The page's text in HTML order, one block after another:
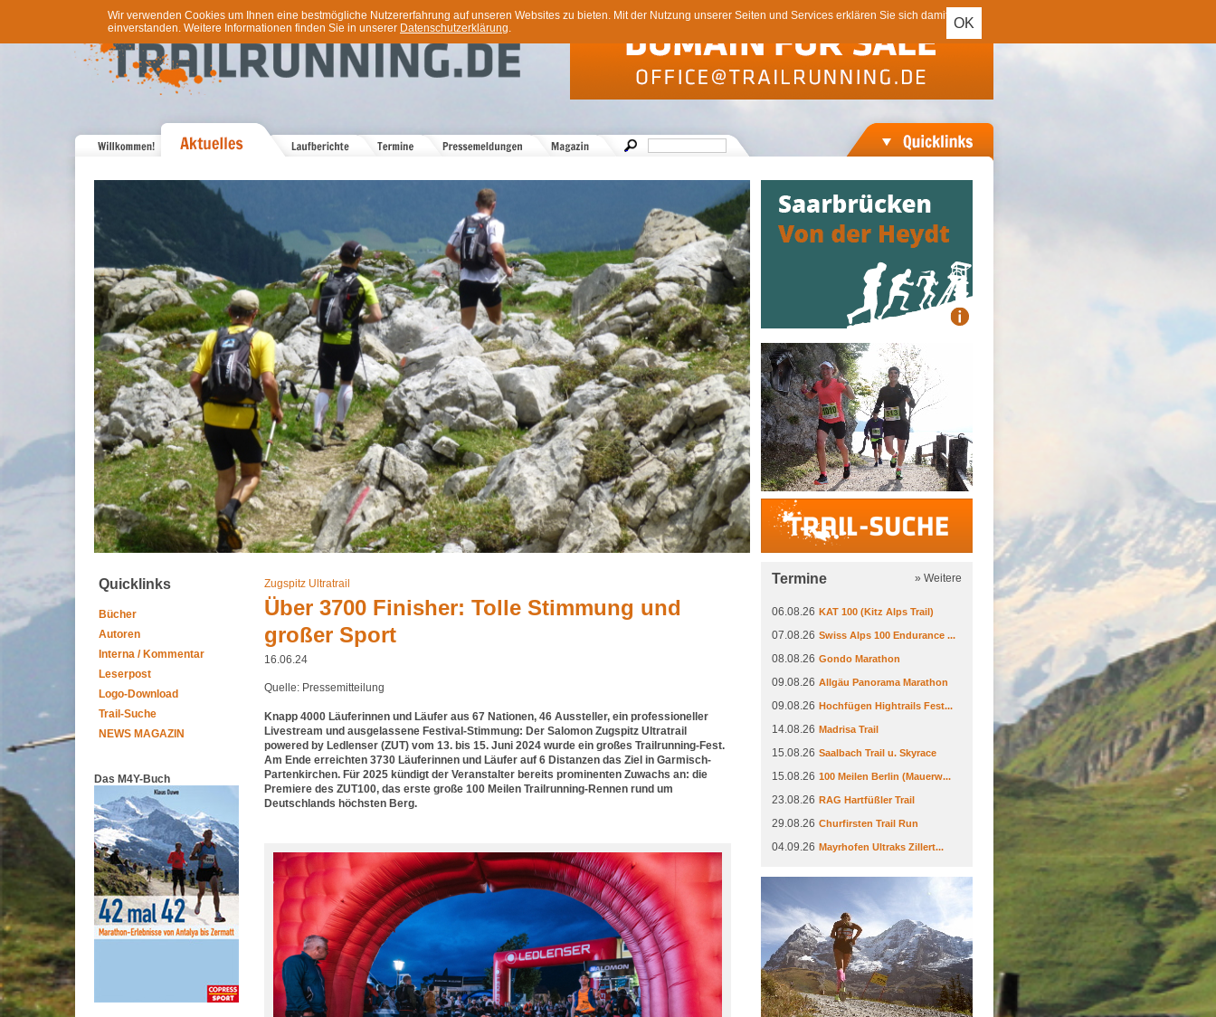
OK
Wir verwenden Cookies um Ihnen eine bestmögliche Nutzererfahrung auf unseren Websites zu bieten. Mit der Nutzung unserer Seiten und Services erklären Sie sich damit
einverstanden. Weitere Informationen finden Sie in unserer Datenschutzerklärung.
Quicklinks
Bücher
Autoren
Interna / Kommentar
Leserpost
Logo-Download
Trail-Suche
NEWS MAGAZIN
Das M4Y-Buch
Zugspitz Ultratrail
Über 3700 Finisher: Tolle Stimmung und
großer Sport
16.06.24
Quelle: Pressemitteilung
Knapp 4000 Läuferinnen und Läufer aus 67 Nationen, 46 Aussteller, ein professioneller
Livestream und ausgelassene Festival-Stimmung: Der Salomon Zugspitz Ultratrail
powered by Ledlenser (ZUT) vom 13. bis 15. Juni 2024 wurde ein großes Trailrunning-Fest.
Am Ende erreichten 3730 Läuferinnen und Läufer auf 6 Distanzen das Ziel in Garmisch-
Partenkirchen. Für 2025 kündigt der Veranstalter bereits prominenten Zuwachs an: die
Premiere des ZUT100, das erste große 100 Meilen Trailrunning-Rennen rund um
Deutschlands höchsten Berg.
Termine » Weitere
06.08.26 KAT 100 (Kitz Alps Trail)
07.08.26 Swiss Alps 100 Endurance ...
08.08.26 Gondo Marathon
09.08.26 Allgäu Panorama Marathon
09.08.26 Hochfügen Hightrails Fest...
14.08.26 Madrisa Trail
15.08.26 Saalbach Trail u. Skyrace
15.08.26 100 Meilen Berlin (Mauerw...
23.08.26 RAG Hartfüßler Trail
29.08.26 Churfirsten Trail Run
04.09.26 Mayrhofen Ultraks Zillert...